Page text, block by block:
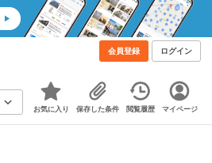
会員登録 ログイン
お気に入り 保存した条件 閲覧履歴 マイページ